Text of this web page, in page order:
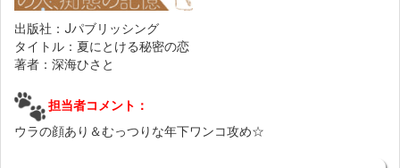
出版社：Jパブリッシング
タイトル：夏にとける秘密の恋
著者：深海ひさと
担当者コメント：
ウラの顔あり＆むっつりな年下ワンコ攻め☆